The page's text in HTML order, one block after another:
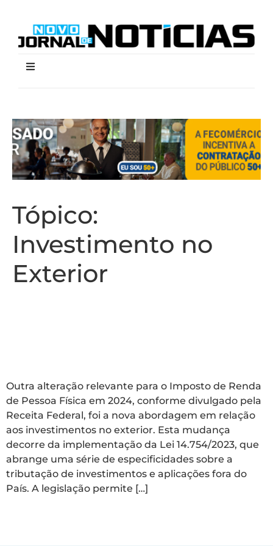
Tópico:
Investimento no
Exterior
Outra alteração relevante para o Imposto de Renda
de Pessoa Física em 2024, conforme divulgado pela
Receita Federal, foi a nova abordagem em relação
aos investimentos no exterior. Esta mudança
decorre da implementação da Lei 14.754/2023, que
abrange uma série de especificidades sobre a
tributação de investimentos e aplicações fora do
País. A legislação permite […]